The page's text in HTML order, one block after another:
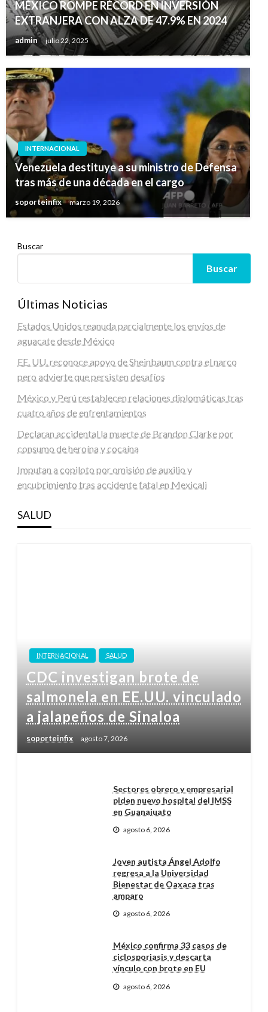
MÉXICO ROMPE RÉCORD EN INVERSIÓN
EXTRANJERA CON ALZA DE 47.9% EN 2024
admin julio 22, 2025
INTERNACIONAL
Venezuela destituye a su ministro de Defensa
tras más de una década en el cargo
soporteinfix marzo 19, 2026
Buscar
Buscar
Últimas Noticias
Estados Unidos reanuda parcialmente los envíos de
aguacate desde México
EE. UU. reconoce apoyo de Sheinbaum contra el narco
pero advierte que persisten desafíos
México y Perú restablecen relaciones diplomáticas tras
cuatro años de enfrentamientos
Declaran accidental la muerte de Brandon Clarke por
consumo de heroína y cocaína
Imputan a copiloto por omisión de auxilio y
encubrimiento tras accidente fatal en Mexicali
SALUD
INTERNACIONAL SALUD
CDC investigan brote de
salmonela en EE.UU. vinculado
a jalapeños de Sinaloa
soporteinfix agosto 7, 2026
Sectores obrero y empresarial
piden nuevo hospital del IMSS
en Guanajuato
agosto 6, 2026
Joven autista Ángel Adolfo
regresa a la Universidad
Bienestar de Oaxaca tras
amparo
agosto 6, 2026
México confirma 33 casos de
ciclosporiasis y descarta
vínculo con brote en EU
agosto 6, 2026